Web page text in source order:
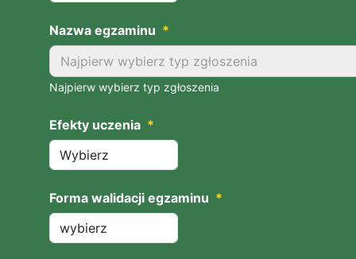
Nazwa egzaminu *
Najpierw wybierz typ zgłoszenia
Najpierw wybierz typ zgłoszenia
Efekty uczenia *
Forma walidacji egzaminu *